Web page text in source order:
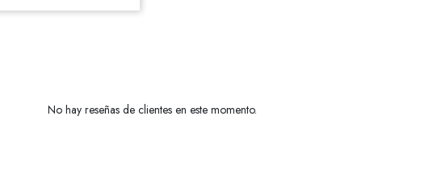
No hay reseñas de clientes en este momento.